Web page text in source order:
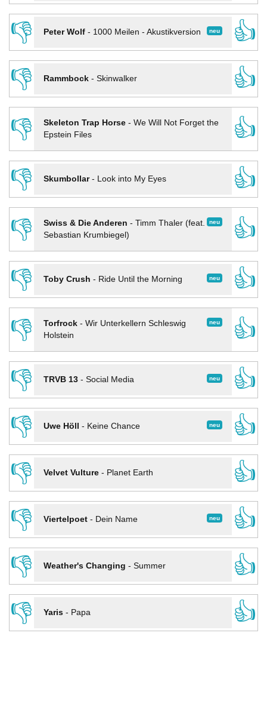
👎
neu
Peter Wolf- 1000 Meilen - Akustikversion
👍
👎
Rammbock- Skinwalker
👍
👎
Skeleton Trap Horse- We Will Not Forget the
Epstein Files
👍
👎
Skumbollar- Look into My Eyes
👍
👎
neu
Swiss & Die Anderen - Timm Thaler (feat.
Sebastian Krumbiegel)
👍
👎
neu
Toby Crush - Ride Until the Morning
👍
👎
neu
Torfrock- Wir Unterkellern Schleswig
Holstein
👍
👎
neu
TRVB 13- Social Media
👍
👎
neu
Uwe Höll - Keine Chance
👍
👎
Velvet Vulture- Planet Earth
👍
👎
neu
Viertelpoet- Dein Name
👍
👎
Weather's Changing - Summer
👍
👎
Yaris- Papa 👍